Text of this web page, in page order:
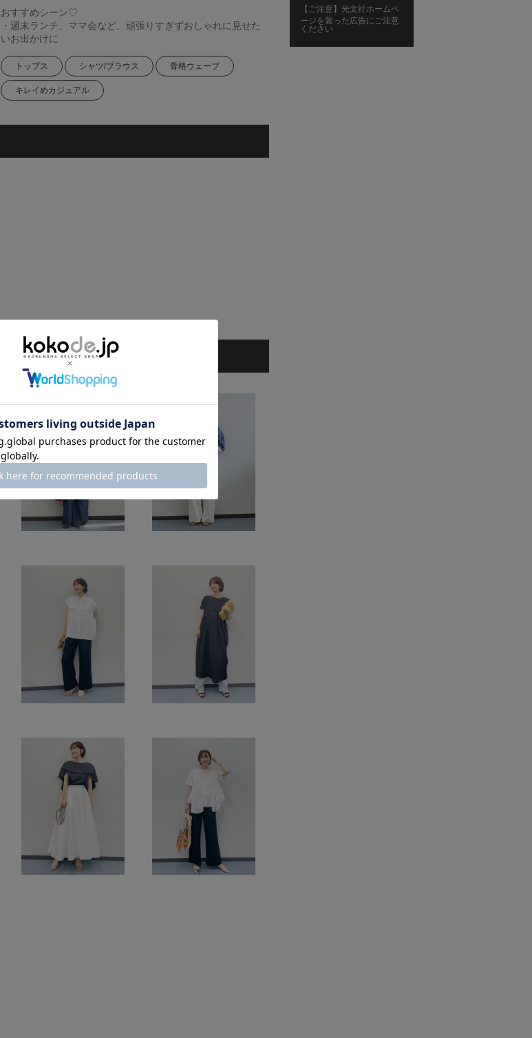
おすすめシーン♡
・週末ランチ、ママ会など、頑張りすぎずおしゃれに見せた
いお出かけに
トップス シャツ/ブラウス 骨格ウェーブ
キレイめカジュアル
【ご注意】光文社ホームペ
ージを装った広告にご注意
ください